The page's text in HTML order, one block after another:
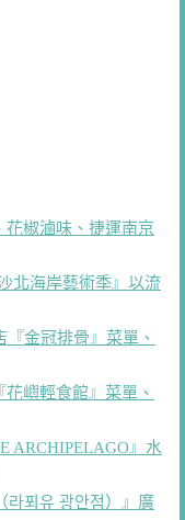
椒滷味、捷運南京
北海岸藝術季』以流
金冠排骨』菜單、
嶼輕食館』菜單、
ARCHIPELAGO』水
라푀유 광안점）』廣